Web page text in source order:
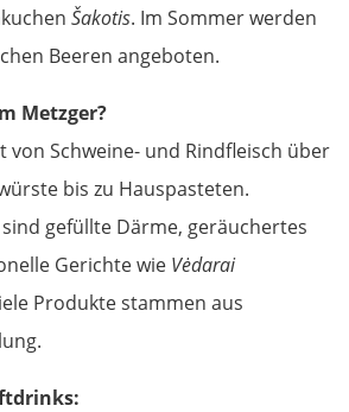
Šakotis. Im Sommer werden
Beeren angeboten.
Metzger?
von Schweine- und Rindfleisch über
bis zu Hauspasteten.
gefüllte Därme, geräuchertes
Gerichte wie Vėdarai
Produkte stammen aus